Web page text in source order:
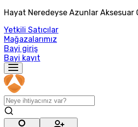
Hayat Neredeyse Azunlar Aksesuar
Yetkili Satıcılar
Mağazalarımız
Bayi giriş
Bayi kayıt